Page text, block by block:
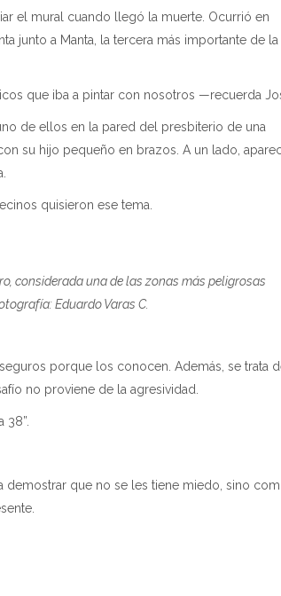
el mural cuando llegó la muerte. Ocurrió en
junto a Manta, la tercera más importante de la
que iba a pintar con nosotros —recuerda
de ellos en la pared del presbiterio de una
su hijo pequeño en brazos. A un lado,
quisieron ese tema.
considerada una de las zonas más peligrosas
Eduardo Varas C.
porque los conocen. Además, se trata
no proviene de la agresividad.
demostrar que no se les tiene miedo, sino